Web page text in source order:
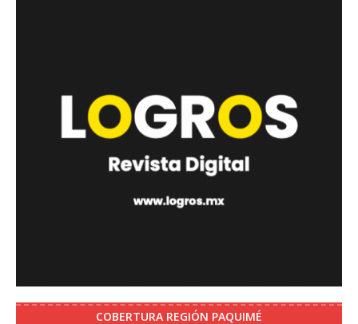
COBERTURA REGIÓN PAQUIMÉ